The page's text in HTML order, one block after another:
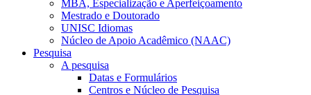
MBA, Especialização e Aperfeiçoamento
Mestrado e Doutorado
UNISC Idiomas
Núcleo de Apoio Acadêmico (NAAC)
Pesquisa
A pesquisa
Datas e Formulários
Centros e Núcleo de Pesquisa